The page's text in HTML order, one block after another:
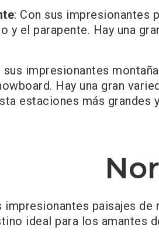
: Con sus impresionantes
y el parapente. Hay una
sus impresionantes
Hay una gran
estaciones más grandes
paisajes
ideal para los amantes